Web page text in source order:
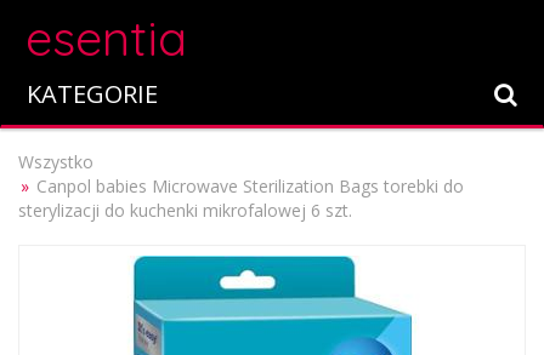
esentia
KATEGORIE
Wszystko
Canpol babies Microwave Sterilization Bags torebki do
sterylizacji do kuchenki mikrofalowej 6 szt.